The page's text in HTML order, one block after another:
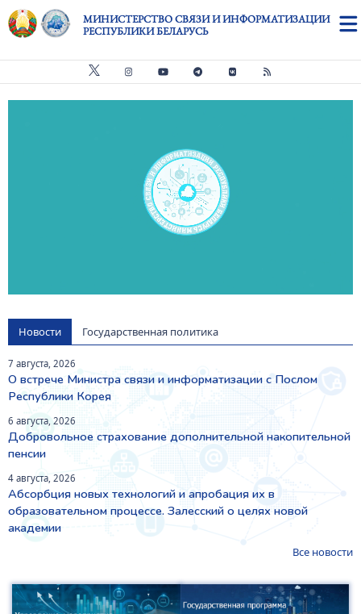
Перейти к основному содержанию
МИНИСТЕРСТВО СВЯЗИ И ИНФОРМАТИЗАЦИИ
РЕСПУБЛИКИ БЕЛАРУСЬ
Новости Государственная политика
7 августа, 2026
О встрече Министра связи и информатизации с Послом
Республики Корея
6 августа, 2026
Добровольное страхование дополнительной накопительной
пенсии
4 августа, 2026
Абсорбция новых технологий и апробация их в
образовательном процессе. Залесский о целях новой
академии
Все новости